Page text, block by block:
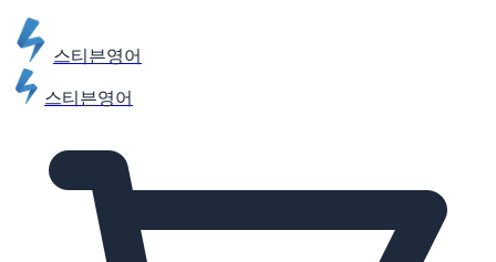
스티븐영어
스티븐영어